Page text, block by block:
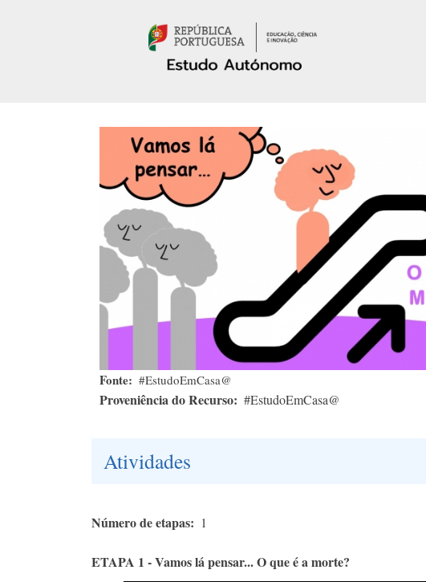
Fonte #EstudoEmCasa@
Proveniência do Recurso #EstudoEmCasa@
Atividades
Número de etapas 1
ETAPA 1 - Vamos lá pensar... O que é a morte?